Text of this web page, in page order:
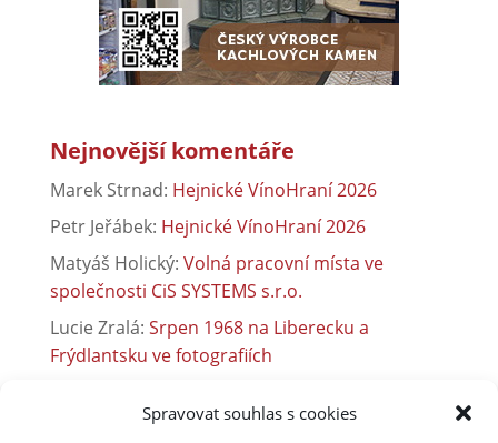
Spravovat souhlas s cookies
Nejnovější komentáře
Marek Strnad: Hejnické VínoHraní 2026
Petr Jeřábek: Hejnické VínoHraní 2026
Matyáš Holický: Volná pracovní místa ve
společnosti CiS SYSTEMS s.r.o.
Lucie Zralá: Srpen 1968 na Liberecku a
Frýdlantsku ve fotografiích
kurz včelařství pro dospělé